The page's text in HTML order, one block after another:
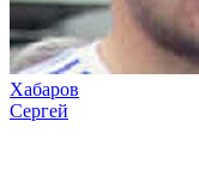
Хабаров
Сергей